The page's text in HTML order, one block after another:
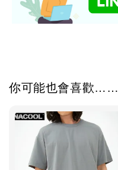
你可能也會喜歡……